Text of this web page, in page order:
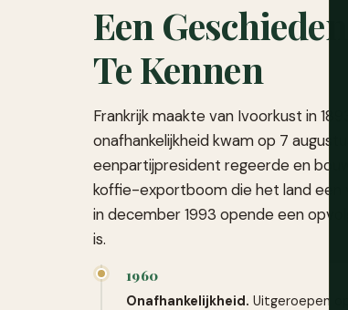
Een
Te Kennen
Frankrijk maakte van Ivoorkust in
onafhankelijkheid kwam op 7
eenpartijpresident regeerde en
koffie-exportboom die het land een
in december 1993 opende een
is.
1960
Onafhankelijkheid. Uitgeroepen